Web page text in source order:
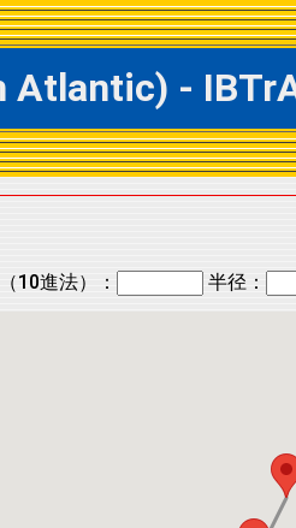
Atlantic) -
10進法）： 半径：